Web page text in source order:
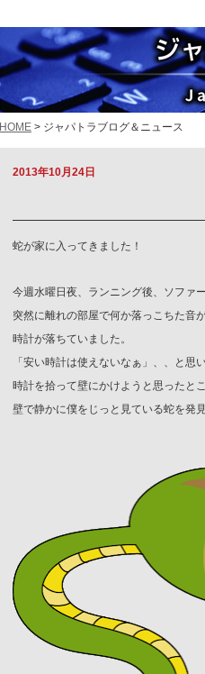
HOME > ジャパトラブログ＆ニュース
2013年10月24日
蛇が家に入ってきました！
今週水曜日夜、ランニング後、ソファ
突然に離れの部屋で何か落っこちた音
時計が落ちていました。
「安い時計は使えないなぁ」、、
と思
時計を拾って壁にかけようと思ったとこ
壁で静かに僕をじっと見ている蛇を発